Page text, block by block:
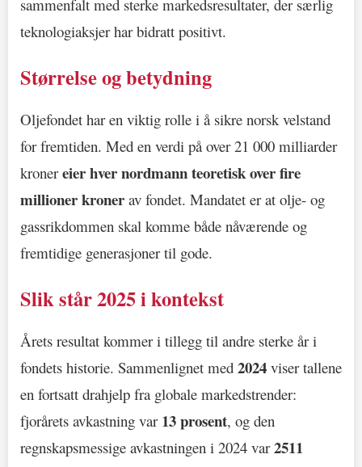
sammenfalt med sterke markedsresultater, der særlig
teknologiaksjer har bidratt positivt.
Størrelse og betydning
Oljefondet har en viktig rolle i å sikre norsk velstand
for fremtiden. Med en verdi på over 21 000 milliarder
kronereier hver nordmann teoretisk over fire
millioner kroner av fondet. Mandatet er at olje- og
gassrikdommen skal komme både nåværende og
fremtidige generasjoner til gode.
Slik står 2025 i kontekst
Årets resultat kommer i tillegg til andre sterke år i
fondets historie. Sammenlignet med 2024 viser tallene
en fortsatt drahjelp fra globale markedstrender:
fjorårets avkastning var 13 prosent, og den
regnskapsmessige avkastningen i 2024 var2511